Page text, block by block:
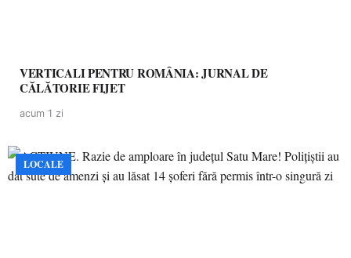
VERTICALI PENTRU ROMÂNIA: JURNAL DE
CĂLĂTORIE FIJET
acum 1 zi
LOCALE